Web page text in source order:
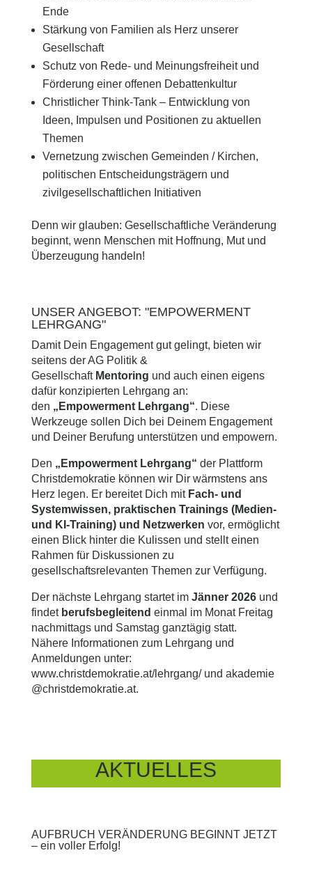
Ende
Stärkung von Familien als Herz unserer
Gesellschaft
Schutz von Rede- und Meinungsfreiheit und
Förderung einer offenen Debattenkultur
Christlicher Think-Tank – Entwicklung von
Ideen, Impulsen und Positionen zu aktuellen
Themen
Vernetzung zwischen Gemeinden / Kirchen,
politischen Entscheidungsträgern und
zivilgesellschaftlichen Initiativen
Denn wir glauben: Gesellschaftliche Veränderung
beginnt, wenn Menschen mit Hoffnung, Mut und
Überzeugung handeln!
UNSER ANGEBOT: "EMPOWERMENT
LEHRGANG"
Damit Dein Engagement gut gelingt, bieten wir
seitens der AG Politik &
Gesellschaft Mentoring und auch einen eigens
dafür konzipierten Lehrgang an:
den „Empowerment Lehrgang“. Diese
Werkzeuge sollen Dich bei Deinem Engagement
und Deiner Berufung unterstützen und empowern.
Den „Empowerment Lehrgang“ der Plattform
Christdemokratie können wir Dir wärmstens ans
Herz legen. Er bereitet Dich mit Fach- und
Systemwissen, praktischen Trainings (Medien-
und KI-Training) und Netzwerken vor, ermöglicht
einen Blick hinter die Kulissen und stellt einen
Rahmen für Diskussionen zu
gesellschaftsrelevanten Themen zur Verfügung.
Der nächste Lehrgang startet im Jänner 2026und
findet berufsbegleitend einmal im Monat Freitag
nachmittags und Samstag ganztägig statt.
Nähere Informationen zum Lehrgang und
Anmeldungen unter:
www.christdemokratie.at/lehrgang/und akademie
@christdemokratie.at.
AKTUELLES
AUFBRUCH VERÄNDERUNG BEGINNT JETZT
– ein voller Erfolg!